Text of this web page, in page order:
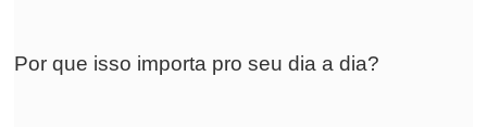
Por que isso importa pro seu dia a dia?